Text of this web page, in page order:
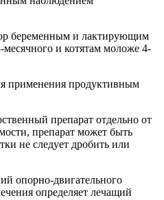
беременным и лактирующим
и котятам моложе 4-
применения продуктивным
препарат отдельно от
препарат может быть
не следует дробить или
опорно-двигательного
определяет лечащий